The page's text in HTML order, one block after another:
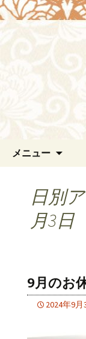
浜松の
lin（ウ
浜松の中
リン）]の
北京ダッ
メニュー
日別
月3日
9月のお
2024年9月